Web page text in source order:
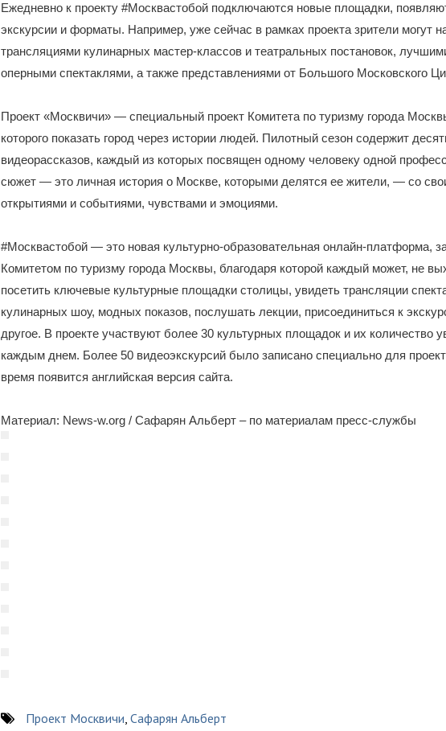
Ежедневно к проекту #Москвастобой подключаются новые площадки,
экскурсии и форматы. Например, уже сейчас в рамках проекта зрители могут
трансляциями кулинарных мастер-классов и театральных постановок,
оперными спектаклями, а также представлениями от Большого Московского
Проект «Москвичи» — специальный проект Комитета по туризму города
которого показать город через истории людей. Пилотный сезон содержит
видеорассказов, каждый из которых посвящен одному человеку одной
сюжет — это личная история о Москве, которыми делятся ее жители, — со
открытиями и событиями, чувствами и эмоциями.
#Москвастобой — это новая культурно-образовательная онлайн-платформа,
Комитетом по туризму города Москвы, благодаря которой каждый может, не
посетить ключевые культурные площадки столицы, увидеть трансляции
кулинарных шоу, модных показов, послушать лекции, присоединиться к
другое. В проекте участвуют более 30 культурных площадок и их количество
каждым днем. Более 50 видеоэкскурсий было записано специально для
время появится английская версия сайта.
Материал: News-w.org / Сафарян Альберт – по материалам пресс-службы
Проект Москвичи, Сафарян Альберт